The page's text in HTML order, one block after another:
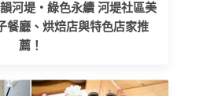
河堤‧綠色永續 河堤社區美
餐廳、烘焙店與特色店家推
薦！